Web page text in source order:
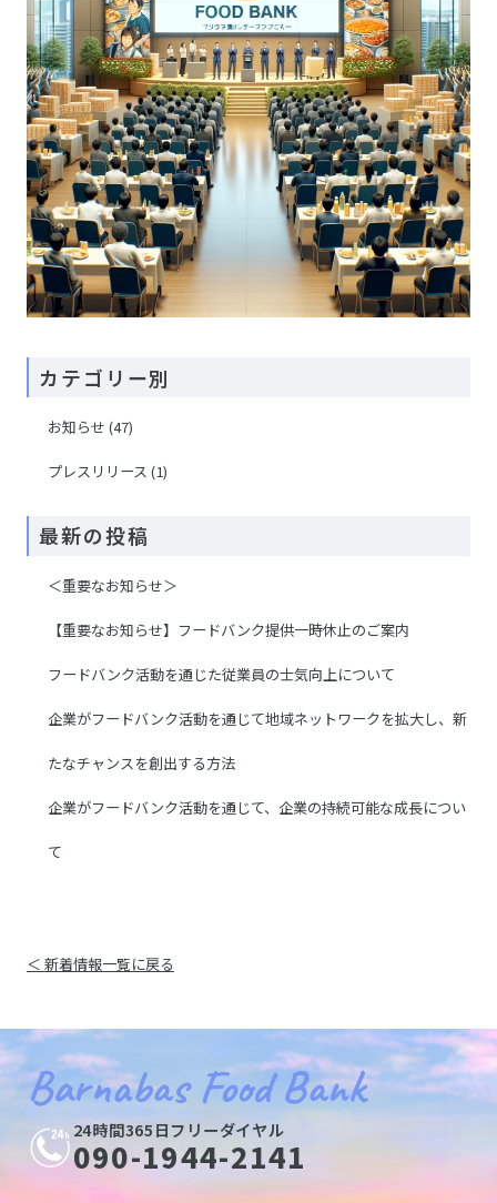
カテゴリー別
お知らせ (47)
プレスリリース (1)
最新の投稿
＜重要なお知らせ＞
【重要なお知らせ】フードバンク提供一時休止のご案内
フードバンク活動を通じた従業員の士気向上について
企業がフードバンク活動を通じて地域ネットワークを拡大し、新
たなチャンスを創出する方法
企業がフードバンク活動を通じて、企業の持続可能な成長につい
て
＜ 新着情報一覧に戻る
Barnabas Food Bank
24時間365日フリーダイヤル
090-1944-2141